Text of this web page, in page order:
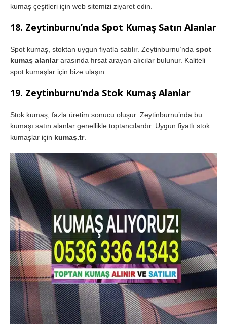
kumaş çeşitleri için web sitemizi ziyaret edin.
18. Zeytinburnu’nda Spot Kumaş Satın Alanlar
Spot kumaş, stoktan uygun fiyatla satılır. Zeytinburnu’nda spot
kumaş alanlararasında fırsat arayan alıcılar bulunur. Kaliteli
spot kumaşlar için bize ulaşın.
19. Zeytinburnu’nda Stok Kumaş Alanlar
Stok kumaş, fazla üretim sonucu oluşur. Zeytinburnu’nda bu
kumaşı satın alanlar genellikle toptancılardır. Uygun fiyatlı stok
kumaşlar için kumaş.tr.